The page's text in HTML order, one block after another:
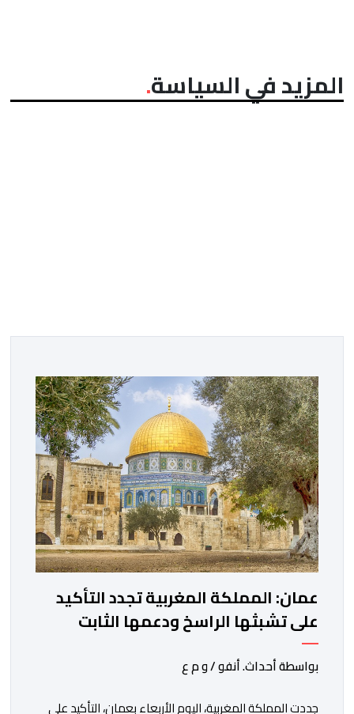
المزيد في السياسة
عمان: المملكة المغربية تجدد التأكيد
على تشبثها الراسخ ودعمها الثابت
للحقوق المشروعة للشعب الفلسطيني
الشقيق
بواسطة أحداث. أنفو / و م ع
جددت المملكة المغربية، اليوم الأربعاء بعمان، التأكيد على